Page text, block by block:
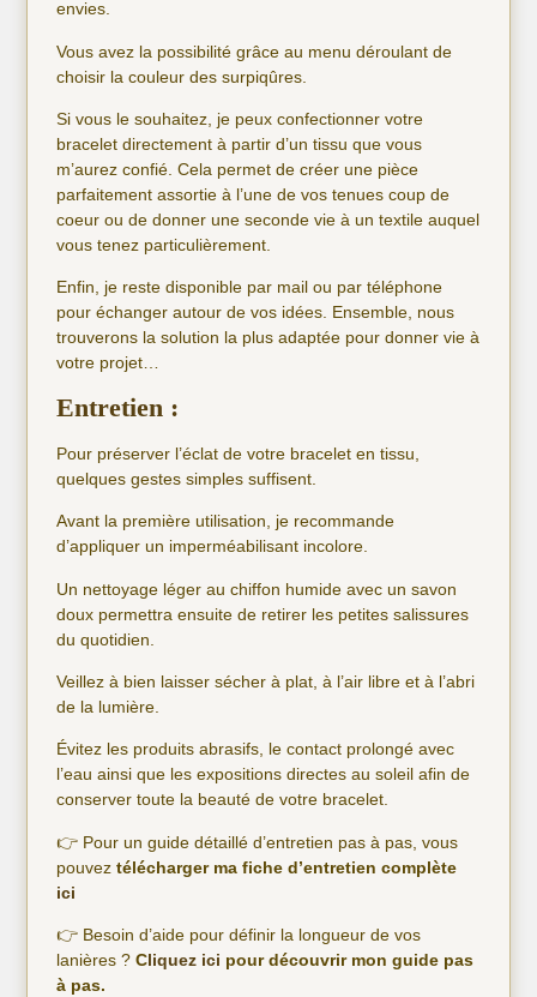
envies.
Vous avez la possibilité grâce au menu déroulant de
choisir la couleur des surpiqûres.
Si vous le souhaitez, je peux confectionner votre
bracelet directement à partir d’un tissu que vous
m’aurez confié. Cela permet de créer une pièce
parfaitement assortie à l’une de vos tenues coup de
coeur ou de donner une seconde vie à un textile auquel
vous tenez particulièrement.
Enfin, je reste disponible par mail ou par téléphone
pour échanger autour de vos idées. Ensemble, nous
trouverons la solution la plus adaptée pour donner vie à
votre projet…
Entretien :
Pour préserver l’éclat de votre bracelet en tissu,
quelques gestes simples suffisent.
Avant la première utilisation, je recommande
d’appliquer un imperméabilisant incolore.
Un nettoyage léger au chiffon humide avec un savon
doux permettra ensuite de retirer les petites salissures
du quotidien.
Veillez à bien laisser sécher à plat, à l’air libre et à l’abri
de la lumière.
Évitez les produits abrasifs, le contact prolongé avec
l’eau ainsi que les expositions directes au soleil afin de
conserver toute la beauté de votre bracelet.
👉 Pour un guide détaillé d’entretien pas à pas, vous
pouveztélécharger ma fiche d’entretien complète
ici
👉 Besoin d’aide pour définir la longueur de vos
lanières ?Cliquez ici pour découvrir mon guide pas
à pas.